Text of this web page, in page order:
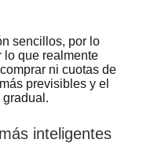
sencillos, por lo
lo que realmente
ni cuotas de
previsibles y el
inteligentes